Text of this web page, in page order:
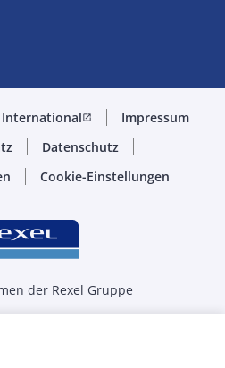
Internationalopen_in_new
Impressum
Datenschutz
Cookie-Einstellungen
der Rexel Gruppe